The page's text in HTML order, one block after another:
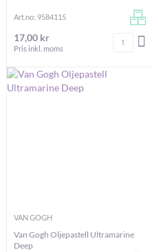
Art.no: 9584115
17,00 kr
Pris inkl. moms
Antal
VAN GOGH
Van Gogh Oljepastell Ultramarine
Deep